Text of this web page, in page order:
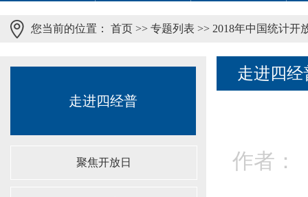
您当前的位置： 首页 >> 专题列表 >> 2018年中国统计开
走进四经普
聚焦开放日
走进四经
作者：